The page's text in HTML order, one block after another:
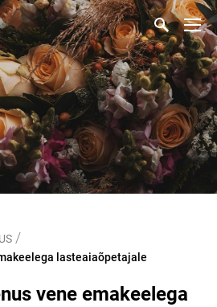
/
lasteaiaõpetajale
vene emakeelega